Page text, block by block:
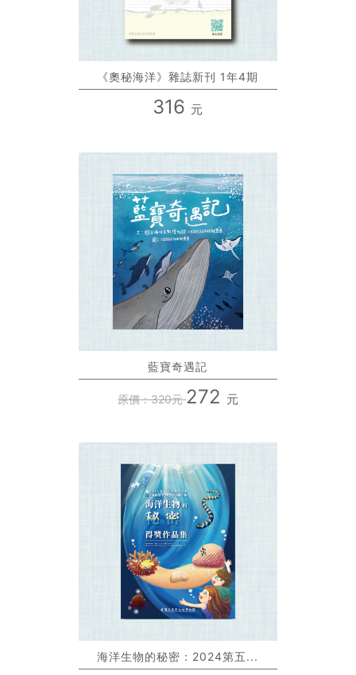
《奧秘海洋》雜誌新刊 1年4期
316 元
藍寶奇遇記
原價：320元272 元
海洋生物的秘密：2024第五...